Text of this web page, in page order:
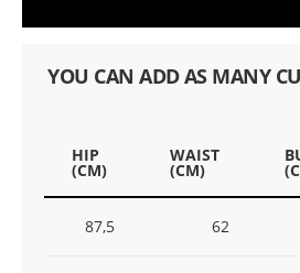
* YOU CAN ADD AS MANY
WAIST
(CM)
HIP
(CM)
62
87,5